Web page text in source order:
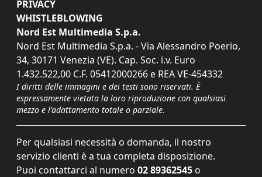
PRIVACY
WHISTLEBLOWING
Nord Est Multimedia S.p.a.
Nord Est Multimedia S.p.a. - Via Alessandro Poerio,
34, 30171 Venezia (VE). Cap. Soc. i.v. Euro
1.432.522,00 C.F. 05412000266 e REA VE-454332
I diritti delle immagini e dei testi sono riservati. È
espressamente vietata la loro riproduzione con qualsiasi
mezzo e l'adattamento totale o parziale.
Per qualsiasi necessità o domanda, il nostro
servizio clienti è a tua completa disposizione.
Puoi contattarci al numero 02 89362545 o